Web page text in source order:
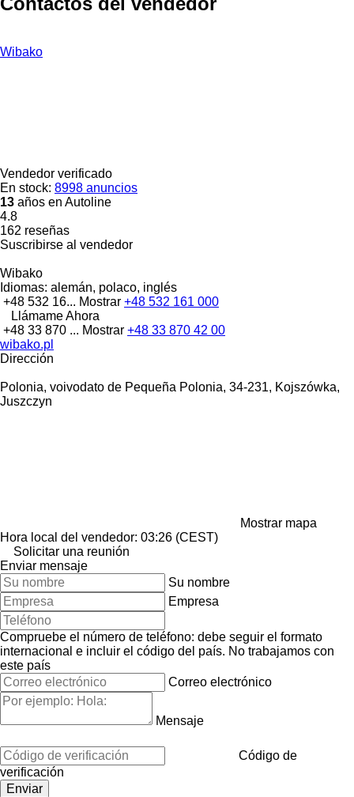
Wibako
Vendedor verificado
En stock: 8998 anuncios
13 años en Autoline
4.8
162 reseñas
Suscribirse al vendedor
Wibako
Idiomas: alemán, polaco, inglés
+48 532 16... Mostrar +48 532 161 000
Llámame Ahora
+48 33 870 ... Mostrar +48 33 870 42 00
wibako.pl
Dirección
Polonia, voivodato de Pequeña Polonia, 34-231, Kojszówka,
Juszczyn
Mostrar mapa
Hora local del vendedor: 03:26 (CEST)
Solicitar una reunión
Enviar mensaje
Su nombre
Empresa
Compruebe el número de teléfono: debe seguir el formato
internacional e incluir el código del país. No trabajamos con
este país
Correo electrónico
Mensaje
Código de
verificación